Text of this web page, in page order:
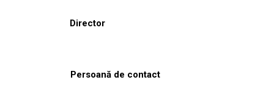
Director
Persoană de contact